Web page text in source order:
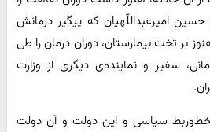
امیرعبداللّهیان که پیگیر درمانش
بر تخت بیمارستان، دوران درمان را طی
سفیر و نماینده‌ی دیگری از وزارت
خط‌وربط سیاسی و این دولت و آن دولت